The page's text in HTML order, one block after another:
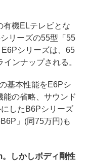
機ELテレビとな
リーズの55型「55
シリーズは、65
ンナップされる。
基本性能をE6Pシ
能の省略、サウンド
したB6Pシリーズ
」(同75万円)も
しかしボディ剛性